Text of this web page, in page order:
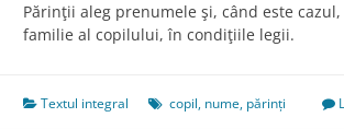
Părinţii aleg prenumele şi, când este
familie al copilului, în condiţiile legii.
Textul integral copil, nume, părinți